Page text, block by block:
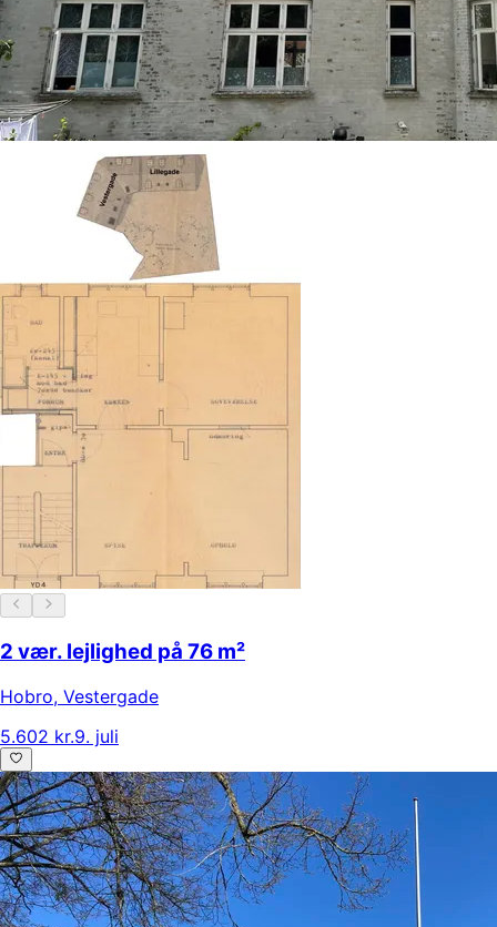
2 vær. lejlighed på 76 m²
Hobro, Vestergade
5.602 kr.9. juli